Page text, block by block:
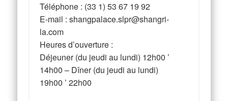
Téléphone : (33 1) 53 67 19 92
E-mail : shangpalace.slpr@shangri-
la.com
Heures d’ouverture :
Déjeuner (du jeudi au lundi) 12h00 ’
14h00 – Dîner (du jeudi au lundi)
19h00 ’ 22h00